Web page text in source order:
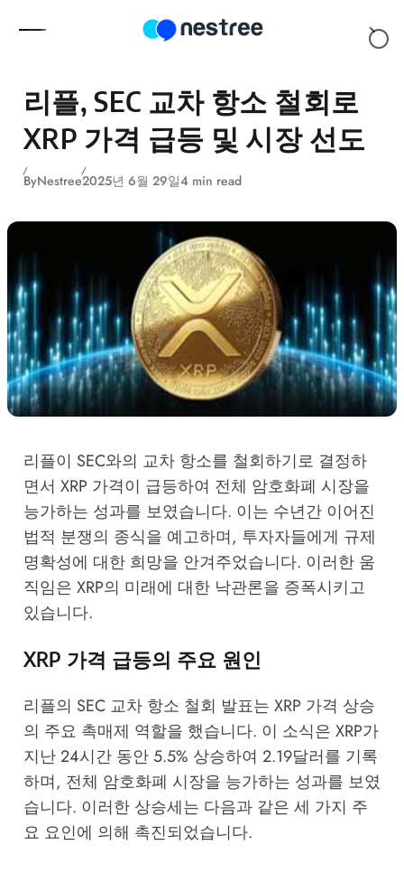
리플, SEC 교차 항소 철회로
XRP 가격 급등 및 시장 선도
ByNestree2025년 6월 29일4 min read
리플이 SEC와의 교차 항소를 철회하기로 결정하
면서 XRP 가격이 급등하여 전체 암호화폐 시장을
능가하는 성과를 보였습니다. 이는 수년간 이어진
법적 분쟁의 종식을 예고하며, 투자자들에게 규제
명확성에 대한 희망을 안겨주었습니다. 이러한 움
직임은 XRP의 미래에 대한 낙관론을 증폭시키고
있습니다.
XRP 가격 급등의 주요 원인
리플의 SEC 교차 항소 철회 발표는 XRP 가격 상승
의 주요 촉매제 역할을 했습니다. 이 소식은 XRP가
지난 24시간 동안 5.5% 상승하여 2.19달러를 기록
하며, 전체 암호화폐 시장을 능가하는 성과를 보였
습니다. 이러한 상승세는 다음과 같은 세 가지 주
요 요인에 의해 촉진되었습니다.